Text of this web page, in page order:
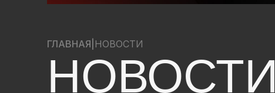
ГЛАВНАЯ НОВОСТИ
НОВОСТИ